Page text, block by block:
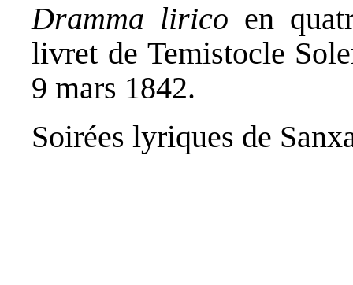
Dramma lirico en
livret de Temistocle
9 mars 1842.
Soirées lyriques de